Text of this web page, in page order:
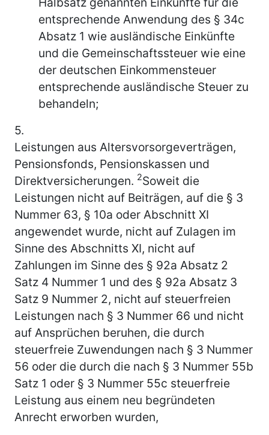
entsprechende Anwendung des § 34c
Absatz 1 wie ausländische Einkünfte
und die Gemeinschaftssteuer wie eine
der deutschen Einkommensteuer
entsprechende ausländische Steuer zu
behandeln;
5.
Leistungen aus Altersvorsorgeverträgen,
Pensionsfonds, Pensionskassen und
Direktversicherungen. 2Soweit die
Leistungen nicht auf Beiträgen, auf die § 3
Nummer 63, § 10a oder Abschnitt XI
angewendet wurde, nicht auf Zulagen im
Sinne des Abschnitts XI, nicht auf
Zahlungen im Sinne des § 92a Absatz 2
Satz 4 Nummer 1 und des § 92a Absatz 3
Satz 9 Nummer 2, nicht auf steuerfreien
Leistungen nach § 3 Nummer 66 und nicht
auf Ansprüchen beruhen, die durch
steuerfreie Zuwendungen nach § 3 Nummer
56 oder die durch die nach § 3 Nummer 55b
Satz 1 oder § 3 Nummer 55c steuerfreie
Leistung aus einem neu begründeten
Anrecht erworben wurden,